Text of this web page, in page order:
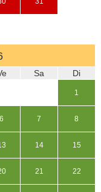
Sa Di
1
6 7 8
14 15
21 22